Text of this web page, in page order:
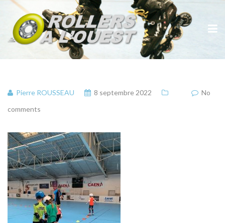
Pierre ROUSSEAU 8 septembre 2022
No
comments